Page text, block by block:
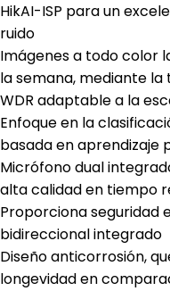
HikAI-ISP para un
ruido
Imágenes a todo color
la semana, mediante
WDR adaptable a la
Enfoque en la
basada en aprendizaje
Micrófono dual
alta calidad en tiempo
Proporciona seguridad
bidireccional integrado
Diseño anticorrosión,
longevidad en